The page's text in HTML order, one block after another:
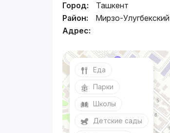
Город:
Ташкент
Район:
Мирзо-Улугбекский
Адрес:
Еда
Парки
Школы
Детские сады